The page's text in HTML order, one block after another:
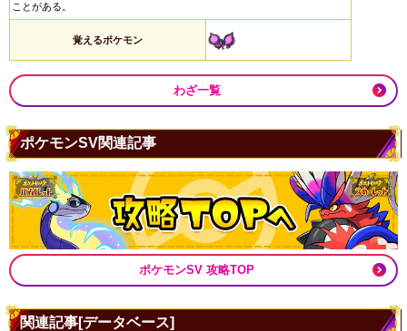
ことがある。
覚えるポケモン
わざ一覧
ポケモンSV関連記事
ポケモンSV 攻略TOP
関連記事[データベース]